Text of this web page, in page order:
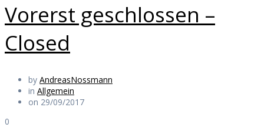
Vorerst geschlossen –
Closed
by AndreasNossmann
in Allgemein
on 29/09/2017
0